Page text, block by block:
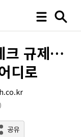
크 규제…
디로